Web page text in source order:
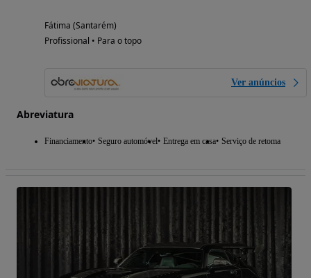
Fátima (Santarém)
Profissional • Para o topo
Ver anúncios
Abreviatura
Financiamento Seguro automóvel Entrega em casa Serviço de retoma